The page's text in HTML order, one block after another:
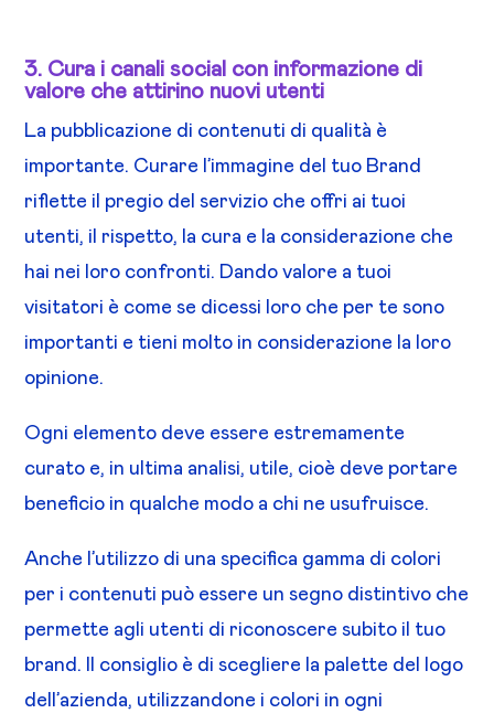
3. Cura i canali social con informazione di
valore che attirino nuovi utenti
La pubblicazione di contenuti di qualità è
importante. Curare l’immagine del tuo Brand
riflette il pregio del servizio che offri ai tuoi
utenti, il rispetto, la cura e la considerazione che
hai nei loro confronti. Dando valore a tuoi
visitatori è come se dicessi loro che per te sono
importanti e tieni molto in considerazione la loro
opinione.
Ogni elemento deve essere estremamente
curato e, in ultima analisi, utile, cioè deve portare
beneficio in qualche modo a chi ne usufruisce.
Anche l’utilizzo di una specifica gamma di colori
per i contenuti può essere un segno distintivo che
permette agli utenti di riconoscere subito il tuo
brand. Il consiglio è di scegliere la palette del logo
dell’azienda, utilizzandone i colori in ogni